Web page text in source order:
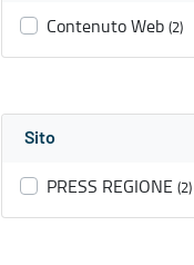
Contenuto Web (2)
Sito
PRESS REGIONE (2)